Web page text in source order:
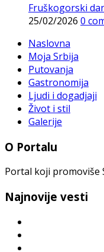
Fruškogorski
25/02/2026 0
Naslovna
Moja Srbija
Putovanja
Gastronomija
Ljudi i dogadjaji
Život i stil
Galerije
O Portalu
Portal koji promoviše
Najnovije vesti